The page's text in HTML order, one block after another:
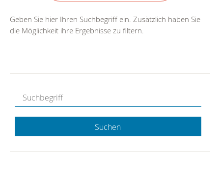
Geben Sie hier Ihren Suchbegriff ein. Zusätzlich haben Sie
die Möglichkeit ihre Ergebnisse zu filtern.
Suchen